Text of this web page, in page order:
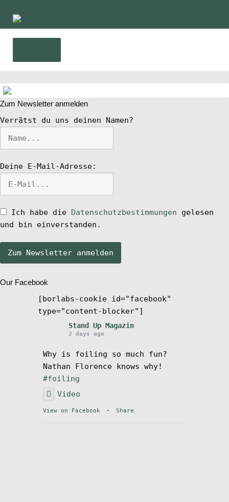
Zur
Navigation
Zum
Inhalt
News
Wing und Foil
SUP-Events
Ratgeber
Das Magazin
Stand Up Magazin TV
SPOT FINDER
Mein Konto
Zum Newsletter anmelden
Verrätst du uns deinen Namen?
Deine E-Mail-Adresse:
Ich habe die Datenschutzbestimmungen gelesen
und bin einverstanden.
Our Facebook
[borlabs-cookie id="facebook"
type="content-blocker"]
Stand Up Magazin
2 days ago
Why is foiling so much fun?
Nathan Florence knows why!
#foiling
Video
View on Facebook · Share